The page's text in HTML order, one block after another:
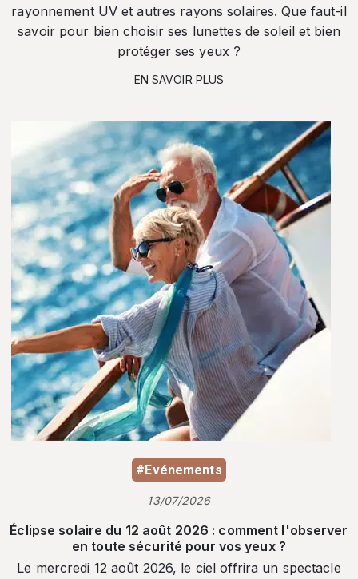
rayonnement UV et autres rayons solaires. Que faut-il
savoir pour bien choisir ses lunettes de soleil et bien
protéger ses yeux ?
EN SAVOIR PLUS
#Evénements
13/07/2026
Éclipse solaire du 12 août 2026 : comment l'observer
en toute sécurité pour vos yeux ?
Le mercredi 12 août 2026, le ciel offrira un spectacle